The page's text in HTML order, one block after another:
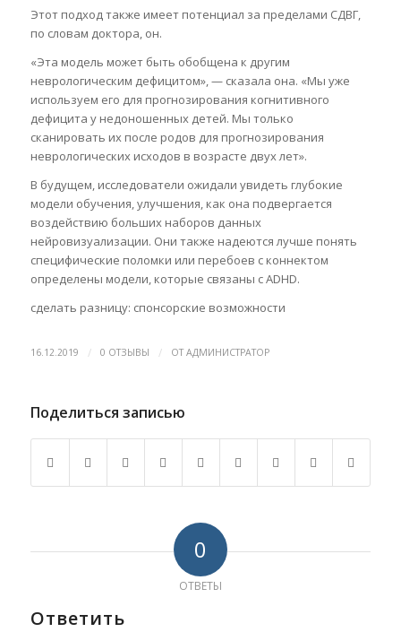
Этот подход также имеет потенциал за пределами СДВГ,
по словам доктора, он.
«Эта модель может быть обобщена к другим
неврологическим дефицитом», — сказала она. «Мы уже
используем его для прогнозирования когнитивного
дефицита у недоношенных детей. Мы только
сканировать их после родов для прогнозирования
неврологических исходов в возрасте двух лет».
В будущем, исследователи ожидали увидеть глубокие
модели обучения, улучшения, как она подвергается
воздействию больших наборов данных
нейровизуализации. Они также надеются лучше понять
специфические поломки или перебоев с коннектом
определены модели, которые связаны с ADHD.
сделать разницу: спонсорские возможности
16.12.2019 / 0 ОТЗЫВЫ / ОТАДМИНИСТРАТОР
Поделиться записью
0
ОТВЕТЫ
Ответить